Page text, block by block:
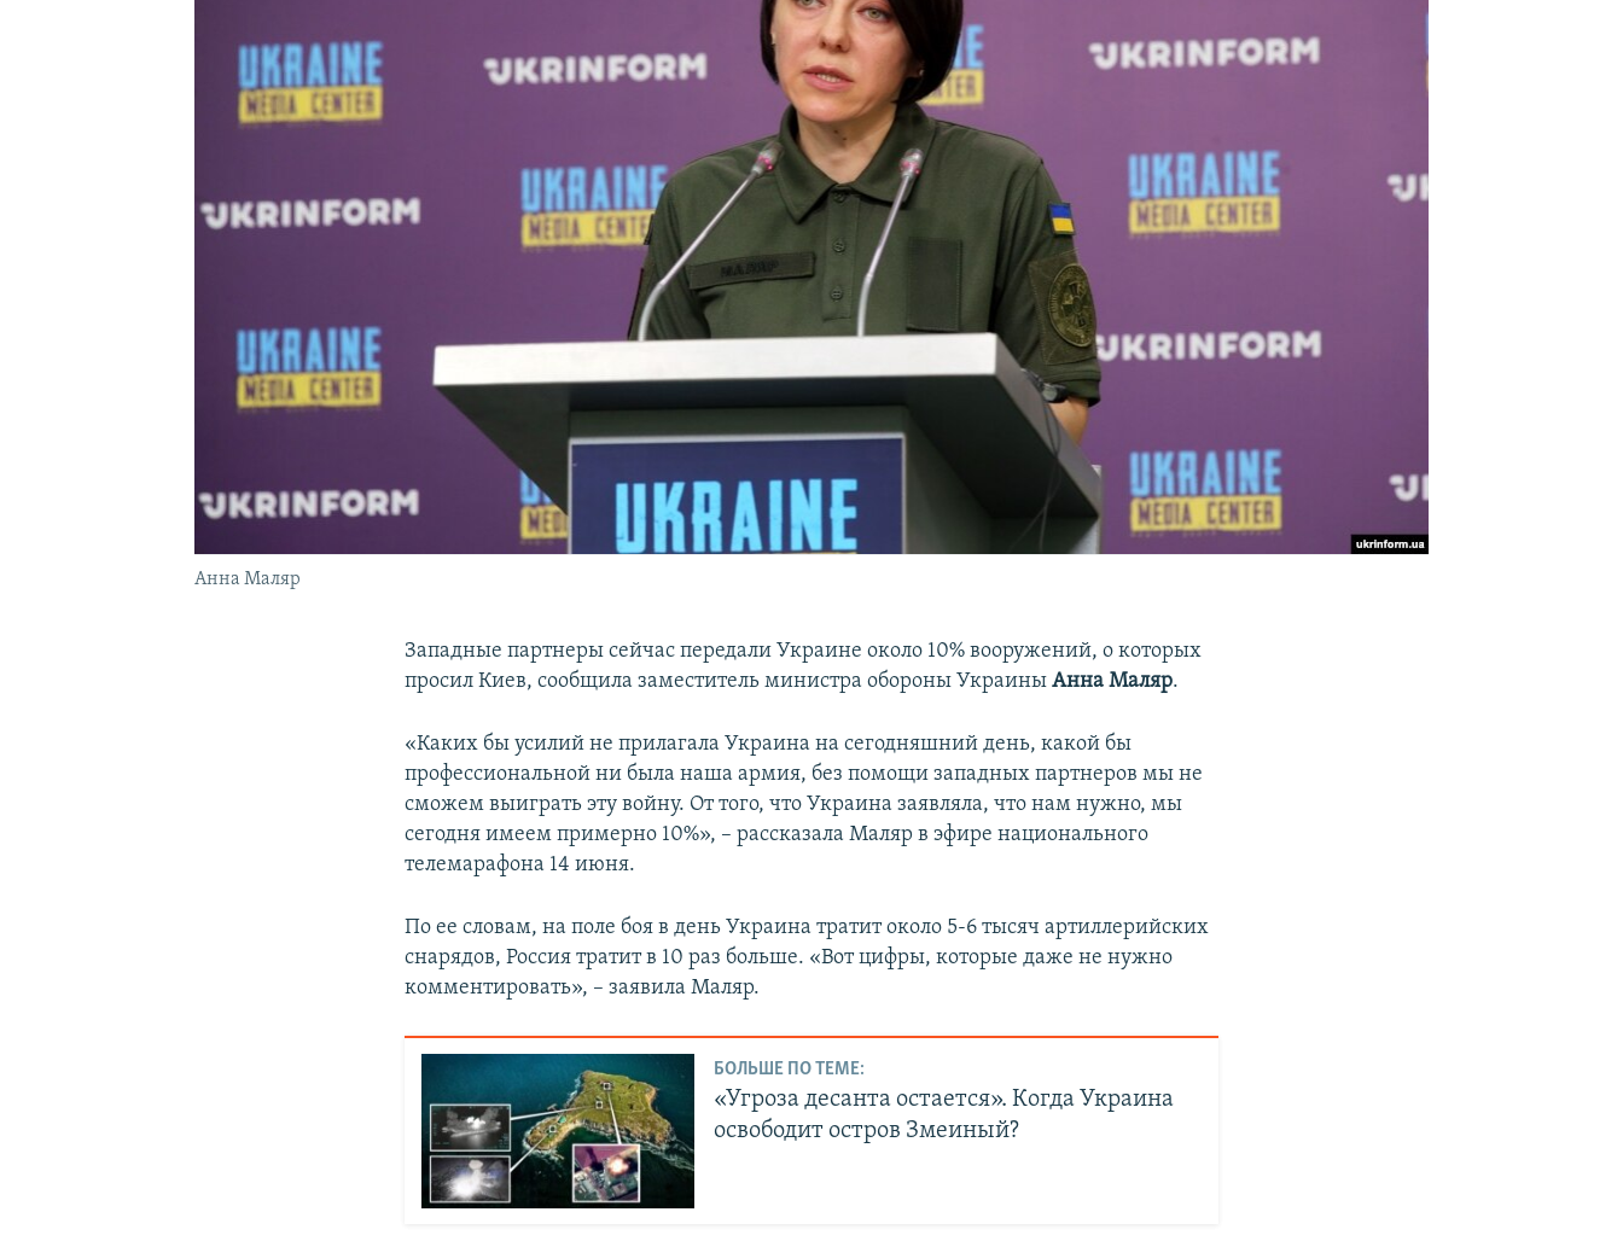
Анна Маляр
Западные партнеры сейчас передали Украине около 10% вооружений, о которых
просил Киев, сообщила заместитель министра обороны УкраиныАнна Маляр.
«Каких бы усилий не прилагала Украина на сегодняшний день, какой бы
профессиональной ни была наша армия, без помощи западных партнеров мы не
сможем выиграть эту войну. От того, что Украина заявляла, что нам нужно, мы
сегодня имеем примерно 10%», – рассказала Маляр в эфире национального
телемарафона 14 июня.
По ее словам, на поле боя в день Украина тратит около 5-6 тысяч артиллерийских
снарядов, Россия тратит в 10 раз больше. «Вот цифры, которые даже не нужно
комментировать», – заявила Маляр.
БОЛЬШЕ ПО ТЕМЕ:
«Угроза десанта остается». Когда Украина
освободит остров Змеиный?